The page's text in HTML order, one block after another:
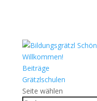
Willkommen!
Beiträge
Grätzlschulen
Seite wählen